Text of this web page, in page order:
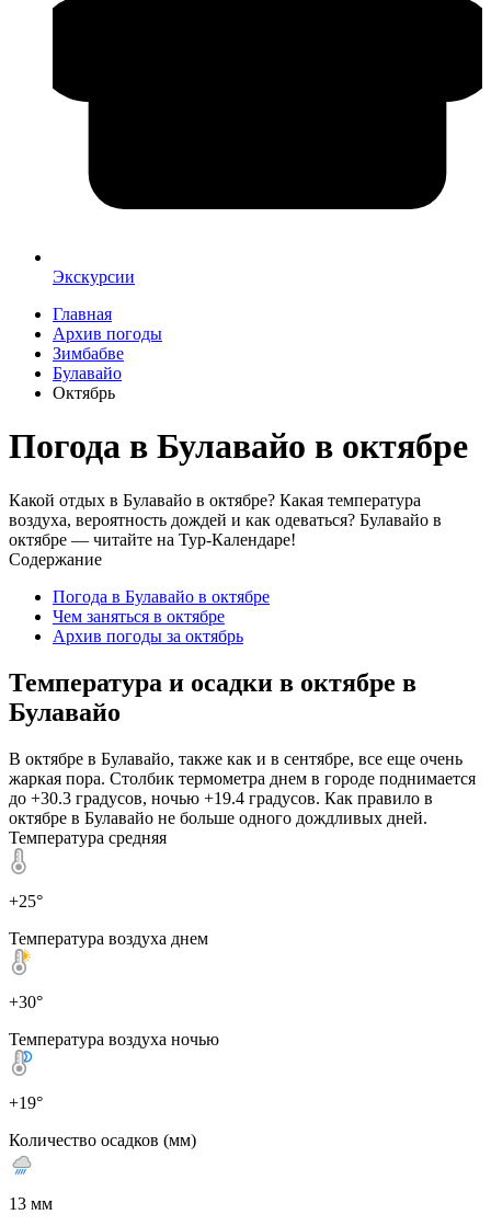
Экскурсии
Главная
Архив погоды
Зимбабве
Булавайо
Октябрь
Погода в Булавайо в октябре
Какой отдых в Булавайо в октябре? Какая температура
воздуха, вероятность дождей и как одеваться? Булавайо в
октябре — читайте на Тур-Календаре!
Содержание
Погода в Булавайо в октябре
Чем заняться в октябре
Архив погоды за октябрь
Температура и осадки в октябре в
Булавайо
В октябре в Булавайо, также как и в сентябре, все еще очень
жаркая пора. Столбик термометра днем в городе поднимается
до +30.3 градусов, ночью +19.4 градусов. Как правило в
октябре в Булавайо не больше одного дождливых дней.
Температура средняя
+25°
Температура воздуха днем
+30°
Температура воздуха ночью
+19°
Количество осадков (мм)
13 мм